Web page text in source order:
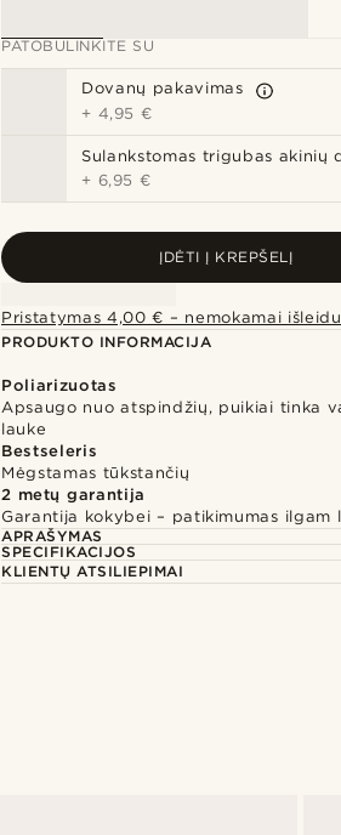
PATOBULINKITE SU
Dovanų pakavimas
+ 4,95 €
Sulankstomas trigubas akinių
+ 6,95 €
ĮDĖTI Į KREPŠELĮ
Pristatymas 4,00 € – nemokamai
PRODUKTO INFORMACIJA
Poliarizuotas
Apsaugo nuo atspindžių, puikiai tinka
lauke
Bestseleris
Mėgstamas tūkstančių
2 metų garantija
Garantija kokybei – patikimumas ilgam
APRAŠYMAS
SPECIFIKACIJOS
KLIENTŲ ATSILIEPIMAI